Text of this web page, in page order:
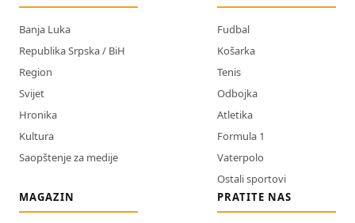
Banja Luka
Republika Srpska / BiH
Region
Svijet
Hronika
Kultura
Saopštenje za medije
Fudbal
Košarka
Tenis
Odbojka
Atletika
Formula 1
Vaterpolo
Ostali sportovi
MAGAZIN
PRATITE NAS